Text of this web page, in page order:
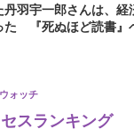
丹羽宇一郎さんは、経
た 『死ぬほど読書』
ォッチ
スランキング